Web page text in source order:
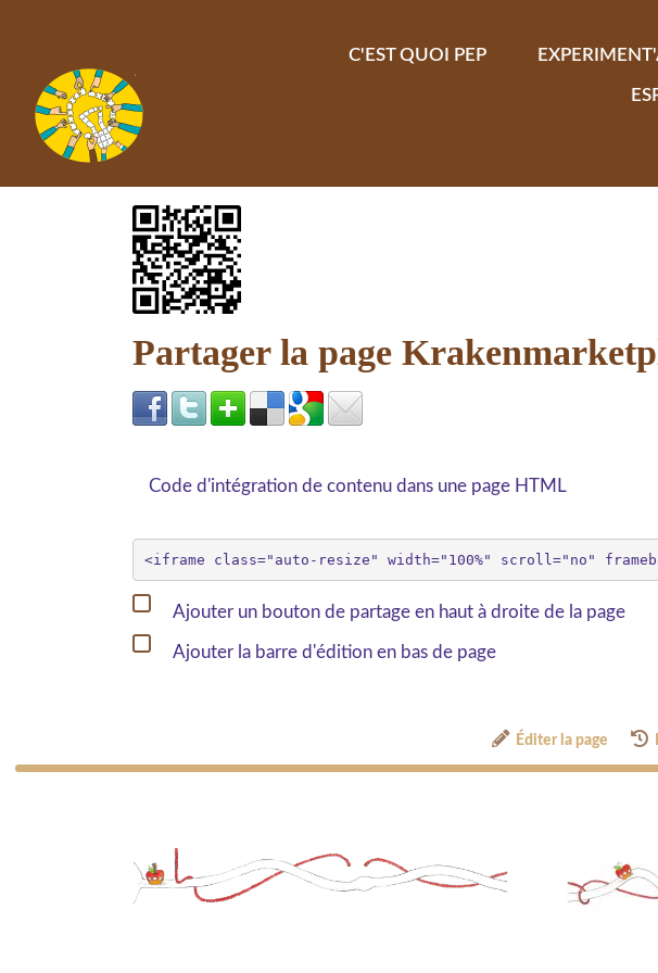
C'EST QUOI PEP
Partager la page
Code d'intégration de contenu dans une page HTML
Ajouter un bouton de partage en haut à droite de la page
Ajouter la barre d'édition en bas de page
Éditer la page